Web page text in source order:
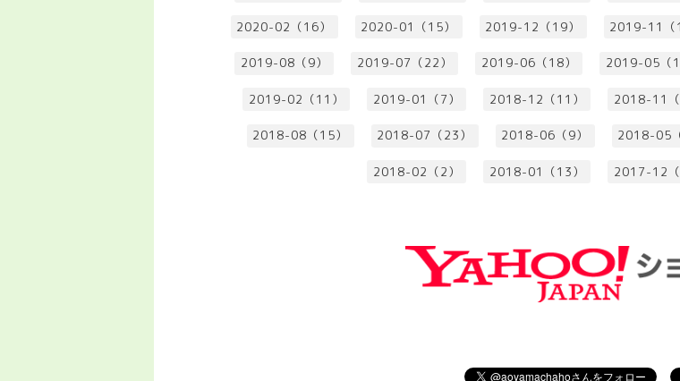
2020-02（16） 2020-01（15） 2019-12（19） 2019-11（
2019-08（9） 2019-07（22） 2019-06（18） 2019-05（
2019-02（11） 2019-01（7） 2018-12（11） 2018-11（
2018-08（15） 2018-07（23） 2018-06（9） 2018-05
2018-02（2） 2018-01（13） 2017-12（